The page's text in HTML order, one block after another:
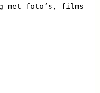
met foto’s, films